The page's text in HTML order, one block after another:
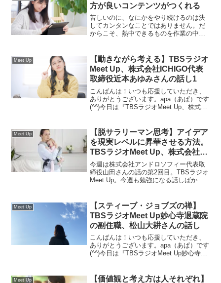
方が良いコンテンツがつくれる
苦しいのに、なにかをやり続けるのは決
してカンタンなことではありません。だ
からこそ、熱中できるものを作業の中に
なこと、楽しいことを見つけられていま
すか？それが引いては、良いコンテンツ
を作るための鍵となるのかもしれませ
ん。
Meet Up
【動きながら考える】TBSラジオ
Meet Up、株式会社ICHIGO代表
取締役近本あゆみさんの話し1
こんばんは！いつも応援していただき、
ありがとうございます。apa（あぱ）です
(^^)今日は『TBSラジオMeet Up、株式会
オMeet Up、株式会社ICH...
Meet Up
【脱サラリーマン思考】アイデア
を現実レベルに昇華させる方法。
TBSラジオMeet Up、株式会社ア
ンドロソフィー代表取締役山田さ
んの話2
今週は株式会社アンドロソフィー代表取
締役山田さんの話の第2回目。TBSラジオ
Meet Up。今週も勉強になる話しばかり
方法がとても参考になりました。
Meet Up
【スティーブ・ジョブズの禅】
TBSラジオMeet Up妙心寺退蔵院
の副住職、松山大耕さんの話し
こんばんは！いつも応援していただき、
ありがとうございます。apa（あぱ）です
(^^)今日は『TBSラジオMeet Up妙心寺退
Up妙心寺退蔵院の副住職、松山大耕...
Meet Up
【価値観と考え方は人それぞれ】